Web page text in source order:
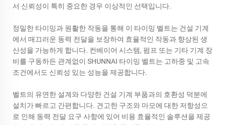
서 신뢰성이 특히 중요한 경우 이상적인 선택입니다.
정밀한 타이밍과 원활한 작동을 통해 이 타이밍 벨트는 건설 기계
에서 매끄러운 동력 전달을 보장하여 효율적인 작동과 향상된 생
산성을 가능하게 합니다. 컨베이어 시스템, 펌프 또는 기타 기계 장
비를 구동하든 관계없이 SHUNNAI 타이밍 벨트는 고하중 및 고속
조건에서도 신뢰성 있는 성능을 제공합니다.
벨트의 유연한 설계와 다양한 건설 기계 부품과의 호환성 덕분에
설치가 빠르고 간편합니다. 견고한 구조와 마모에 대한 저항성으
로 인해 동력 전달 요구 사항에 있어 비용 효율적인 솔루션을 제공